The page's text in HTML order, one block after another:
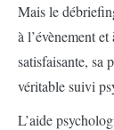
Mais le
à l’évènement
satisfaisante, sa
véritable suivi
L’aide